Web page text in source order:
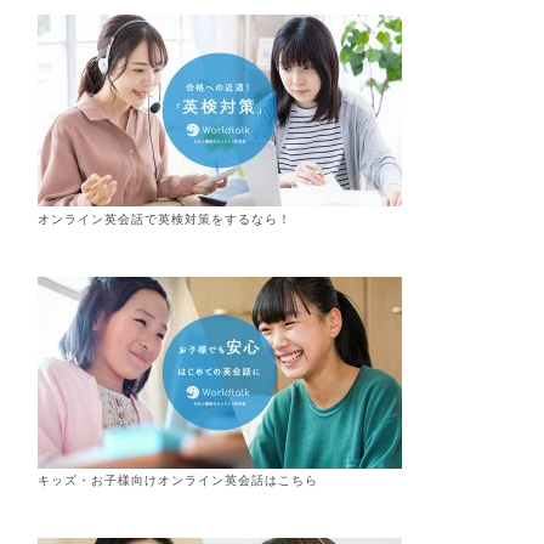
オンライン英会話で英検対策をするなら！
キッズ・お子様向けオンライン英会話はこちら